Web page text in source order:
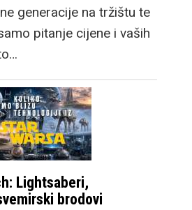
generacije na tržištu te
pitanje cijene i vaših
Lightsaberi,
brodovi